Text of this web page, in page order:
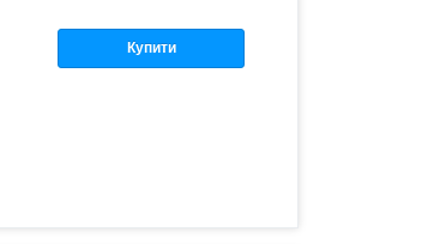
Купити